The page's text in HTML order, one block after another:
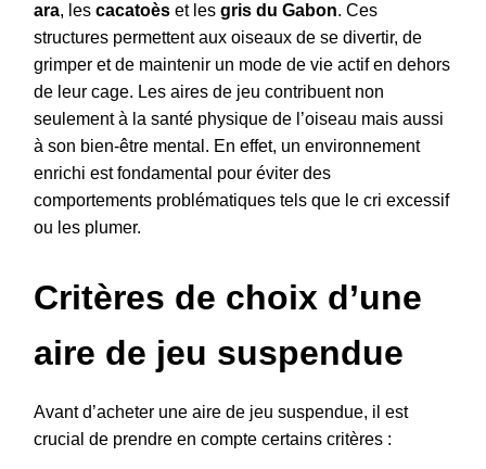
ara, les cacatoès et les gris du Gabon. Ces
structures permettent aux oiseaux de se divertir, de
grimper et de maintenir un mode de vie actif en dehors
de leur cage. Les aires de jeu contribuent non
seulement à la santé physique de l’oiseau mais aussi
à son bien-être mental. En effet, un environnement
enrichi est fondamental pour éviter des
comportements problématiques tels que le cri excessif
ou les plumer.
Critères de choix d’une
aire de jeu suspendue
Avant d’acheter une aire de jeu suspendue, il est
crucial de prendre en compte certains critères :